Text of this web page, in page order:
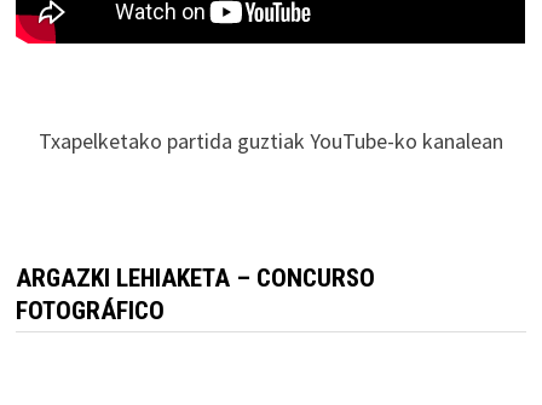
Txapelketako partida guztiak YouTube-ko kanalean
ARGAZKI LEHIAKETA – CONCURSO
FOTOGRÁFICO